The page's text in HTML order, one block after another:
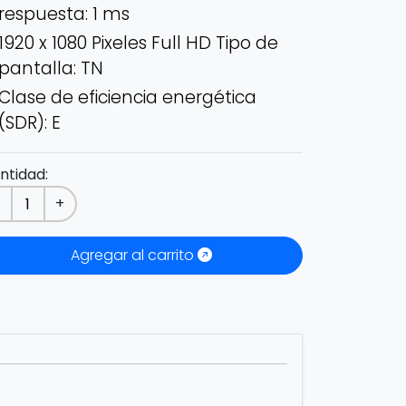
1 ms
x 1080 Pixeles Full HD Tipo de
TN
de eficiencia energética
E
+
Agregar al carrito